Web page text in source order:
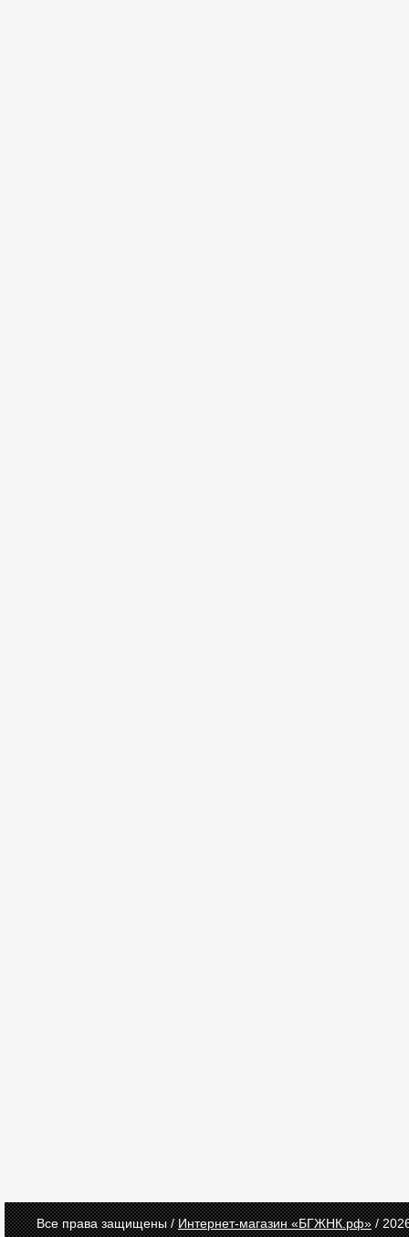
Все права защищены /Интернет-магазин «БГЖНК.рф»/